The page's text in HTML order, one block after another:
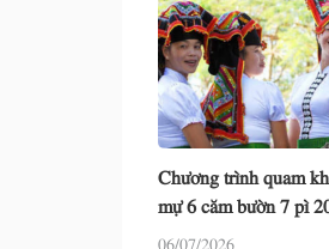
Chương trình quam
mự 6 căm bườn 7 pì
06/07/2026